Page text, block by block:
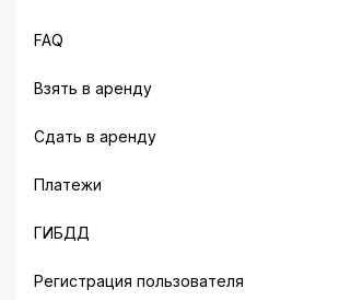
FAQ
Взять в аренду
Сдать в аренду
Платежи
ГИБДД
Регистрация пользователя